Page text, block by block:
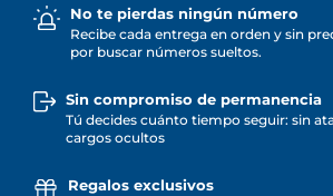
No te pierdas ningún número
Recibe cada entrega en orden y sin
por buscar números sueltos.
Sin compromiso de permanencia
Tú decides cuánto tiempo seguir: sin
cargos ocultos
Regalos exclusivos